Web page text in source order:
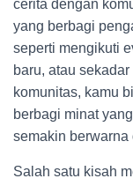
cerita dengan
yang berbagi
seperti mengikuti
baru, atau
komunitas, kamu
berbagi minat
semakin berwarna
Salah satu kisah